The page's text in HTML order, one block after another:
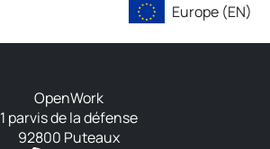
Europe (EN)
OpenWork
1 parvis de la défense
92800 Puteaux